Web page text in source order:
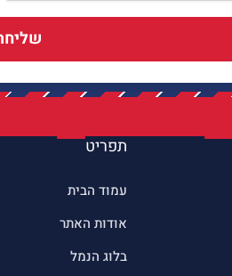
תפריט
עמוד הבית
אודות האתר
בלוג הנמל